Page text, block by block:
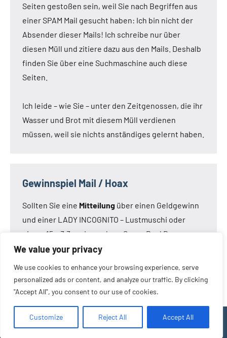
We value your privacy
We use cookies to enhance your browsing experience, serve
personalized ads or content, and analyze our traffic. By clicking
"Accept All", you consent to our use of cookies.
Customize Reject All Accept All
Seiten gestoßen sein, weil Sie nach Begriffen aus
einer SPAM Mail gesucht haben: Ich bin nicht der
Absender dieser Mails! Ich schreibe nur über
diesen Müll und zitiere dazu aus den Mails. Deshalb
finden Sie über eine Suchmaschine auch diese
Seiten.
Ich leide – wie Sie – unter den Zeitgenossen, die ihr
Wasser und Brot mit diesem Müll verdienen
müssen, weil sie nichts anständiges gelernt haben.
Gewinnspiel Mail / Hoax
Sollten Sie eine Mitteilung über einen Geldgewinn
und einer LADY INCOGNITO – Lustmuschi oder
einem 15 x 3,3 cm Loveclone Super Real Dong –
oder was immer den Kameraden noch einfällt –
Mail ist eine Fälschung.
WordPress-Theme: Occasio von ThemeZee.